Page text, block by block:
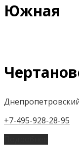
Южная
+7-495-928-28-95